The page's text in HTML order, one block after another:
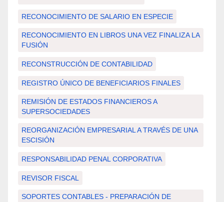
RECONOCIMIENTO DE SALARIO EN ESPECIE
RECONOCIMIENTO EN LIBROS UNA VEZ FINALIZA LA
FUSIÓN
RECONSTRUCCIÓN DE CONTABILIDAD
REGISTRO ÚNICO DE BENEFICIARIOS FINALES
REMISIÓN DE ESTADOS FINANCIEROS A
SUPERSOCIEDADES
REORGANIZACIÓN EMPRESARIAL A TRAVÉS DE UNA
ESCISIÓN
RESPONSABILIDAD PENAL CORPORATIVA
REVISOR FISCAL
SOPORTES CONTABLES - PREPARACIÓN DE